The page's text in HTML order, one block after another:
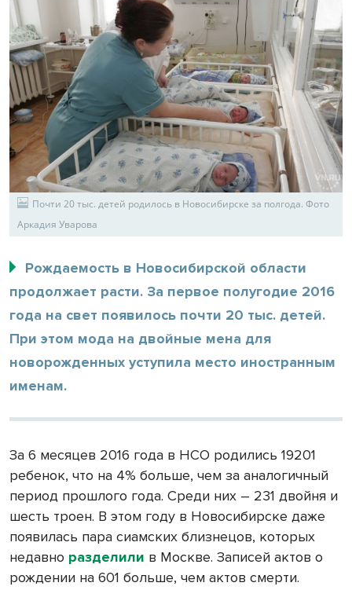
Почти 20 тыс. детей родилось в Новосибирске за полгода. Фото
Аркадия Уварова
Рождаемость в Новосибирской области
продолжает расти. За первое полугодие 2016
года на свет появилось почти 20 тыс. детей.
При этом мода на двойные мена для
новорожденных уступила место иностранным
именам.
За 6 месяцев 2016 года в НСО родились 19201
ребенок, что на 4% больше, чем за аналогичный
период прошлого года. Среди них – 231 двойня и
шесть троен. В этом году в Новосибирске даже
появилась пара сиамских близнецов, которых
недавно разделили в Москве. Записей актов о
рождении на 601 больше, чем актов смерти.